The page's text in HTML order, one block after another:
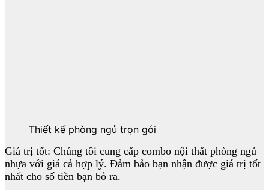
Thiết kế phòng ngủ trọn gói
Giá trị tốt: Chúng tôi cung cấp combo nội thất phòng ngủ
nhựa với giá cả hợp lý. Đảm bảo bạn nhận được giá trị tốt
nhất cho số tiền bạn bỏ ra.